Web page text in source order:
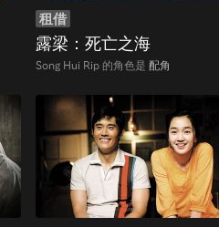
租借
露梁：死亡之海
Song Hui Rip 的角色是 配角